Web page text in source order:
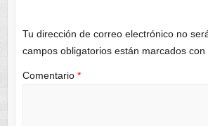
Tu dirección de correo electrónico no
campos obligatorios están marcados con
Comentario *